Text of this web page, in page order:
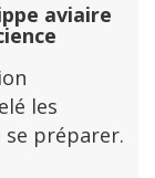
aviaire
les
se préparer.